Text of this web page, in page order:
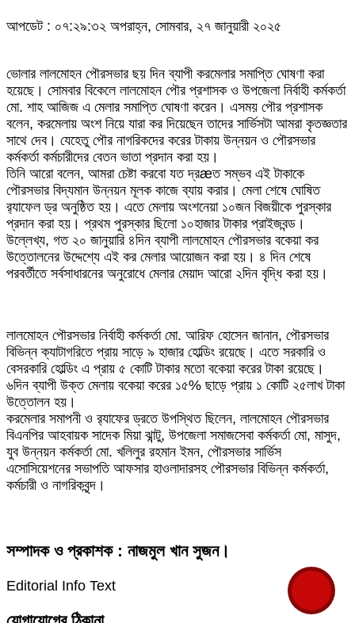
আপডেট : ০৭:২৯:৩২ অপরাহ্ন, সোমবার, ২৭ জানুয়ারী ২০২৫
ভোলার লালমোহন পৌরসভার ছয় দিন ব্যাপী করমেলার সমাপ্তি ঘোষণা করা
হয়েছে। সোমবার বিকেলে লালমোহন পৌর প্রশাসক ও উপজেলা নির্বাহী কর্মকর্তা
মো. শাহ আজিজ এ মেলার সমাপ্তি ঘোষণা করেন। এসময় পৌর প্রশাসক
বলেন, করমেলায় অংশ নিয়ে যারা কর দিয়েছেন তাদের সার্ভিসটা আমরা কৃতজ্ঞতার
সাথে দেব। যেহেতু পৌর নাগরিকদের করের টাকায় উন্নয়ন ও পৌরসভার
কর্মকর্তা কর্মচারীদের বেতন ভাতা প্রদান করা হয়।
তিনি আরো বলেন, আমরা চেষ্টা করবো যত দ্রæত সম্ভব এই টাকাকে
পৌরসভার বিদ্যমান উন্নয়ন মূলক কাজে ব্যায় করার। মেলা শেষে ঘোষিত
র‌্যাফেল ড্র অনুষ্ঠিত হয়। এতে মেলায় অংশনেয়া ১০জন বিজয়ীকে পুরস্কার
প্রদান করা হয়। প্রথম পুরস্কার ছিলো ১০হাজার টাকার প্রাইজবন্ড।
উল্লেখ্য, গত ২০ জানুয়ারি ৪দিন ব্যাপী লালমোহন পৌরসভার বকেয়া কর
উত্তোলনের উদ্দেশ্যে এই কর মেলার আয়োজন করা হয়। ৪ দিন শেষে
পরবর্তীতে সর্বসাধারনের অনুরোধে মেলার মেয়াদ আরো ২দিন বৃদ্ধি করা হয়।
লালমোহন পৌরসভার নির্বাহী কর্মকর্তা মো. আরিফ হোসেন জানান, পৌরসভার
বিভিন্ন ক্যাটাগরিতে প্রায় সাড়ে ৯ হাজার হোল্ডিং রয়েছে। এতে সরকারি ও
বেসরকারি হোল্ডিং এ প্রায় ৫ কোটি টাকার মতো বকেয়া করের টাকা রয়েছে।
৬দিন ব্যাপী উক্ত মেলায় বকেয়া করের ১৫% ছাড়ে প্রায় ১ কোটি ২৫লাখ টাকা
উত্তোলন হয়।
করমেলার সমাপনী ও র‌্যাফের ড্রতে উপস্থিত ছিলেন, লালমোহন পৌরসভার
বিএনপির আহবায়ক সাদেক মিয়া ঝান্টু, উপজেলা সমাজসেবা কর্মকর্তা মো, মাসুদ,
যুব উন্নয়ন কর্মকর্তা মো. খলিলুর রহমান ইমন, পৌরসভার সার্ভিস
এসোসিয়েশনের সভাপতি আফসার হাওলাদারসহ পৌরসভার বিভিন্ন কর্মকর্তা,
কর্মচারী ও নাগরিকবৃন্দ।
সম্পাদক ও প্রকাশক : নাজমুল খান সুজন।
Editorial Info Text